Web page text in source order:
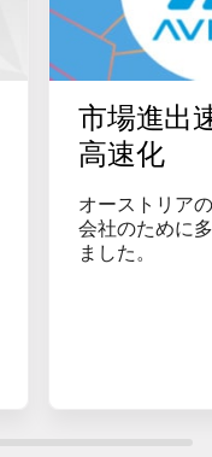
市場進出
高速化
オーストリア
会社のために
ました。